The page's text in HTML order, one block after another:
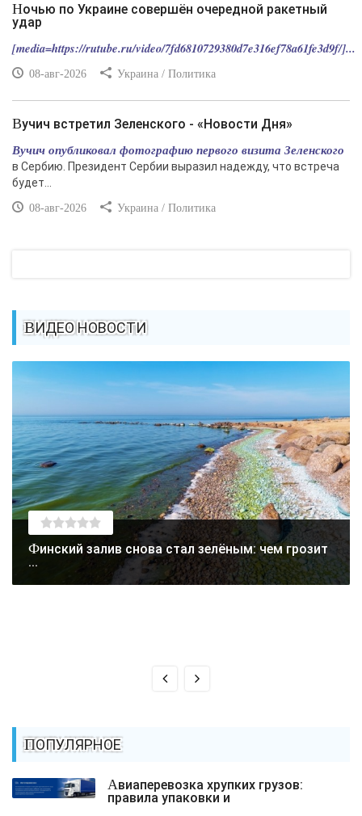
Ночью по Украине совершён очередной ракетный
удар
[media=https://rutube.ru/video/7fd6810729380d7e316ef78a61fe3d9f/]...
08-авг-2026 Украина / Политика
Вучич встретил Зеленского - «Новости Дня»
Вучич опубликовал фотографию первого визита Зеленского
в Сербию. Президент Сербии выразил надежду, что встреча
будет...
08-авг-2026 Украина / Политика
ВИДЕО НОВОСТИ
Финский залив снова стал зелёным: чем грозит
...
ПОПУЛЯРНОЕ
Авиаперевозка хрупких грузов:
правила упаковки и